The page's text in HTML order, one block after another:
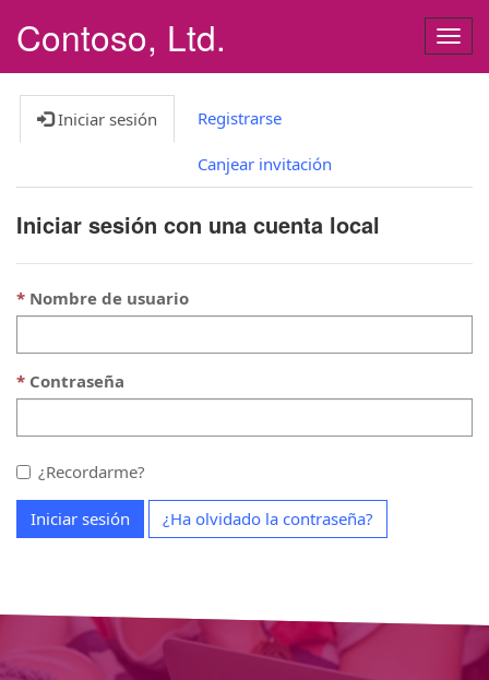
Contoso, Ltd.
Iniciar sesión Registrarse
Canjear invitación
Iniciar sesión con una cuenta local
Nombre de usuario
Contraseña
¿Recordarme?
Iniciar sesión ¿Ha olvidado la contraseña?